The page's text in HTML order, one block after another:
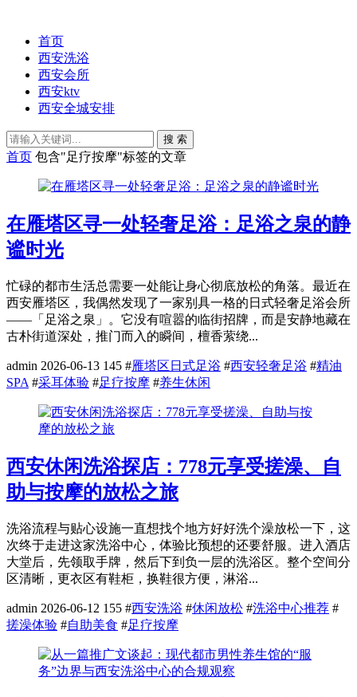
首页
西安洗浴
西安会所
西安ktv
西安全城安排
搜 索
首页 包含"足疗按摩"标签的文章
在雁塔区寻一处轻奢足浴：足浴之泉的静
谧时光
忙碌的都市生活总需要一处能让身心彻底放松的角落。最近在
西安雁塔区，我偶然发现了一家别具一格的日式轻奢足浴会所
——「足浴之泉」。它没有喧嚣的临街招牌，而是安静地藏在
古朴街道深处，推门而入的瞬间，檀香萦绕...
admin 2026-06-13 145 #雁塔区日式足浴 #西安轻奢足浴 #精油
SPA #采耳体验 #足疗按摩 #养生休闲
西安休闲洗浴探店：778元享受搓澡、自
助与按摩的放松之旅
洗浴流程与贴心设施一直想找个地方好好洗个澡放松一下，这
次终于走进这家洗浴中心，体验比预想的还要舒服。进入酒店
大堂后，先领取手牌，然后下到负一层的洗浴区。整个空间分
区清晰，更衣区有鞋柜，换鞋很方便，淋浴...
admin 2026-06-12 155 #西安洗浴 #休闲放松 #洗浴中心推荐 #
搓澡体验 #自助美食 #足疗按摩